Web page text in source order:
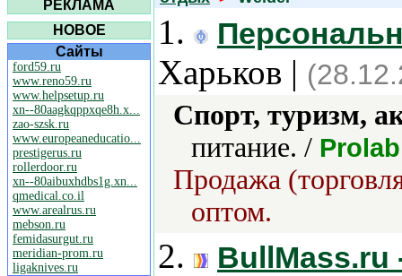
РЕКЛАМА
НОВОЕ
Сайты
ford59.ru
www.reno59.ru
www.helpsetup.ru
xn--80aagkqppxqe8h.x...
zao-szsk.ru
www.europeaneducatio...
prestigerus.ru
rollerdoor.ru
xn--80aibuxhdbs1g.xn...
qmedical.co.il
www.arealrus.ru
mebson.ru
femidasurgut.ru
meridian-prom.ru
ligaknives.ru
1.
Харьков |
Спорт, туризм,
питание. /
Продажа
оптом.
2.
BullMass.ru